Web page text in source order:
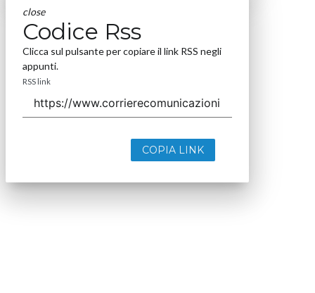
close
Codice Rss
Clicca sul pulsante per copiare il link RSS negli
appunti.
RSS link
COPIA LINK